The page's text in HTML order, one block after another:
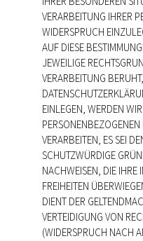
VERARBEITUNG IHRER
WIDERSPRUCH
AUF DIESE
JEWEILIGE
VERARBEITUNG
EINLEGEN, WERDEN
VERARBEITEN, ES SEI
SCHUTZWÜRDIGE
NACHWEISEN, DIE IHRE
FREIHEITEN
DIENT DER
VERTEIDIGUNG VON
(WIDERSPRUCH NACH